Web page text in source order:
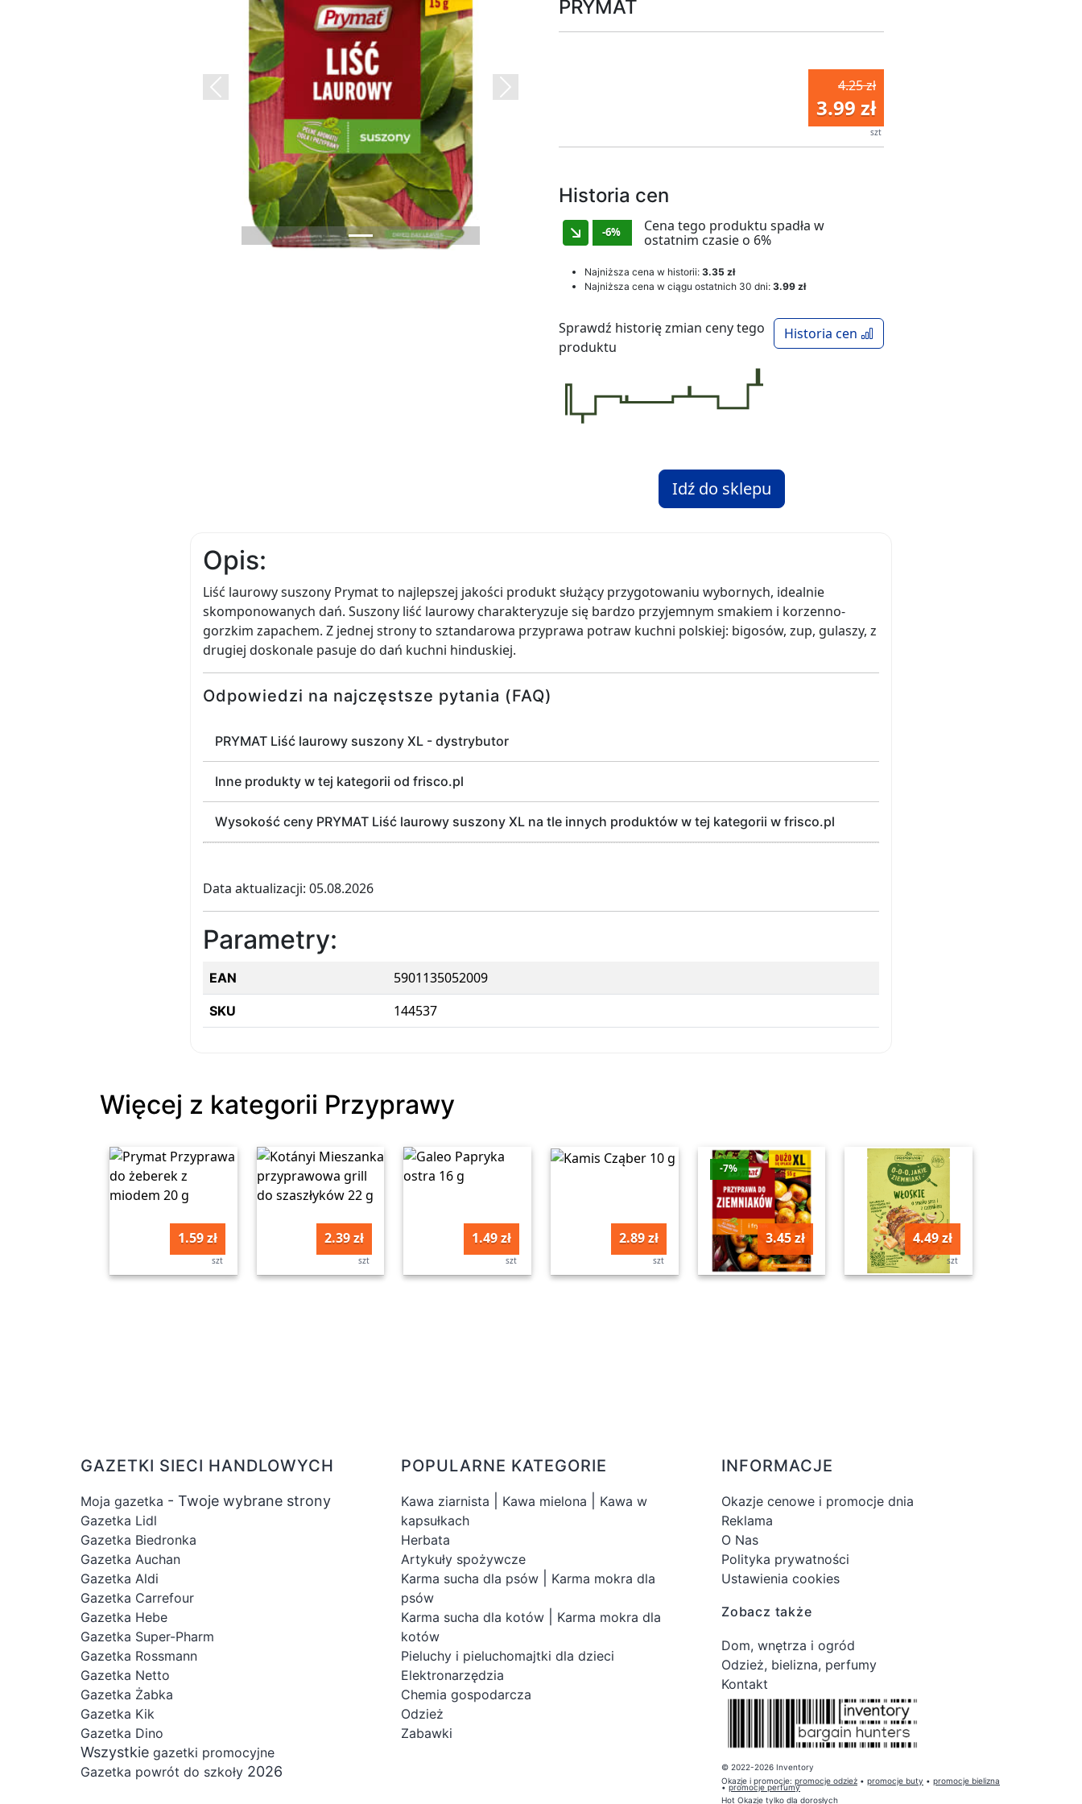
Previous Next
PRYMAT
4.25 zł
3.99 zł
szt
Historia cen
-6%
Cena tego produktu spadła w
ostatnim czasie o 6%
Najniższa cena w historii: 3.35 zł
Najniższa cena w ciągu ostatnich 30 dni: 3.99 zł
Historia cen
Sprawdź historię zmian ceny tego
produktu
Idź do sklepu
Opis:
Liść laurowy suszony Prymat to najlepszej jakości produkt służący przygotowaniu wybornych, idealnie
skomponowanych dań. Suszony liść laurowy charakteryzuje się bardzo przyjemnym smakiem i korzenno-
gorzkim zapachem. Z jednej strony to sztandarowa przyprawa potraw kuchni polskiej: bigosów, zup, gulaszy, z
drugiej doskonale pasuje do dań kuchni hinduskiej.
Odpowiedzi na najczęstsze pytania (FAQ)
PRYMAT Liść laurowy suszony XL - dystrybutor
Inne produkty w tej kategorii od frisco.pl
Wysokość ceny PRYMAT Liść laurowy suszony XL na tle innych produktów w tej kategorii w frisco.pl
Data aktualizacji: 05.08.2026
Parametry:
EAN 5901135052009
SKU 144537
Więcej z kategorii Przyprawy
1.59 zł
szt
2.39 zł
szt
1.49 zł
szt
2.89 zł
szt
-7%
3.45 zł
szt
4.49 zł
szt
GAZETKI SIECI HANDLOWYCH
Moja gazetka - Twoje wybrane strony
Gazetka Lidl
Gazetka Biedronka
Gazetka Auchan
Gazetka Aldi
Gazetka Carrefour
Gazetka Hebe
Gazetka Super-Pharm
Gazetka Rossmann
Gazetka Netto
Gazetka Żabka
Gazetka Kik
Gazetka Dino
Wszystkie gazetki promocyjne
Gazetka powrót do szkoły 2026
POPULARNE KATEGORIE
Kawa ziarnista Kawa mielona
Kawa w
kapsułkach
Herbata
Artykuły spożywcze
Karma sucha dla psów
Karma mokra dla
psów
Karma sucha dla kotów
Karma mokra dla
kotów
Pieluchy i pieluchomajtki dla dzieci
Elektronarzędzia
Chemia gospodarcza
Odzież
Zabawki
INFORMACJE
Okazje cenowe i promocje dnia
Reklama
O Nas
Polityka prywatności
Ustawienia cookies
Zobacz także
Dom, wnętrza i ogród
Odzież, bielizna, perfumy
Kontakt
© 2022-2026 Inventory
Okazje i promocje: promocje odzież • promocje buty • promocje bielizna
•promocje perfumy
Hot Okazje tylko dla dorosłych